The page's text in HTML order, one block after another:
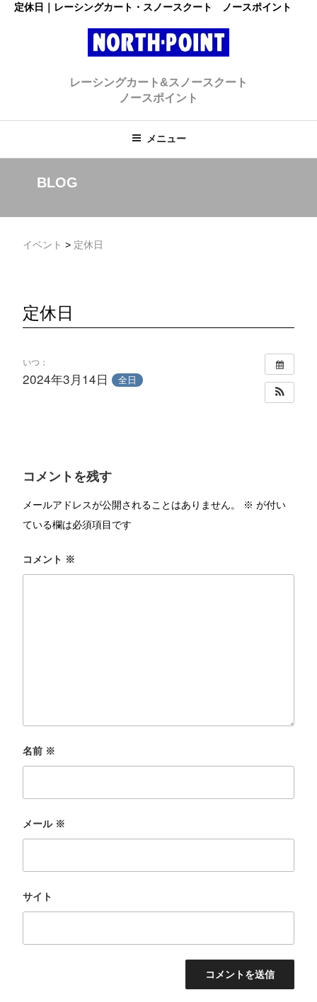
定休日｜レーシングカート・スノースクート ノースポイント
ト ノースポイント
レーシングカート&スノースクート
ノースポイント
メニュー
BLOG
イベント > 定休日
定休日
いつ：
2024年3月14日 全日
コメントを残す
メールアドレスが公開されることはありません。 ※ が付い
ている欄は必須項目です
コメント ※
名前 ※
メール ※
サイト